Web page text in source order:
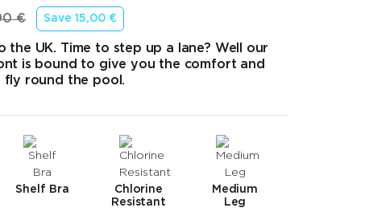
€
d’origine
Save15,00 €
the UK. Time to step up a lane? Well our
is bound to give you the comfort and
fly round the pool.
Shelf Bra
Chlorine
Resistant
Medium
Leg